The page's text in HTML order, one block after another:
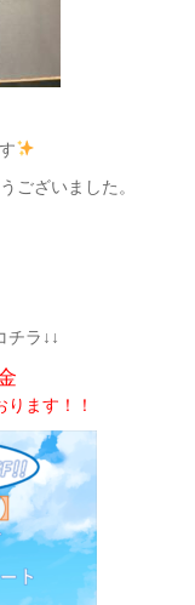
ございました。
チラ↓↓
ます！！